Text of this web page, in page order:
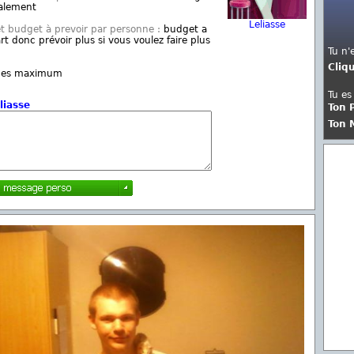
Leliasse
budget à prevoir par personne : budget a
donc prévoir plus si vous voulez faire plus
maximum
Tu
Tu
Ton
Ton